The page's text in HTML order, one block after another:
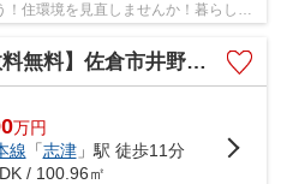
住環境を見直しませんか！暮らしの
料】佐倉市井野 新築戸建て
万円
線 「志津」駅 徒歩11分
/ 100.96㎡